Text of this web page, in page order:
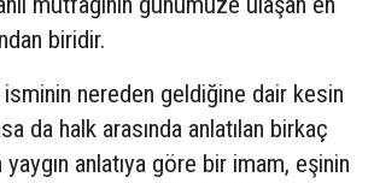
biridir.
isminin nereden geldiğine dair kesin
da halk arasında anlatılan birkaç
yaygın anlatıya göre bir imam, eşinin